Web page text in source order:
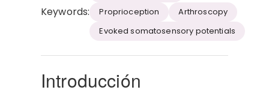
Keywords:
Proprioception
Arthroscopy
Evoked somatosensory potentials
Introducción